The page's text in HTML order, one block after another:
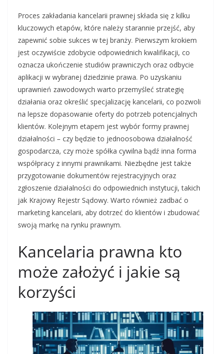
Proces zakładania kancelarii prawnej składa się z kilku
kluczowych etapów, które należy starannie przejść, aby
zapewnić sobie sukces w tej branży. Pierwszym krokiem
jest oczywiście zdobycie odpowiednich kwalifikacji, co
oznacza ukończenie studiów prawniczych oraz odbycie
aplikacji w wybranej dziedzinie prawa. Po uzyskaniu
uprawnień zawodowych warto przemyśleć strategię
działania oraz określić specjalizację kancelarii, co pozwoli
na lepsze dopasowanie oferty do potrzeb potencjalnych
klientów. Kolejnym etapem jest wybór formy prawnej
działalności – czy będzie to jednoosobowa działalność
gospodarcza, czy może spółka cywilna bądź inna forma
współpracy z innymi prawnikami. Niezbędne jest także
przygotowanie dokumentów rejestracyjnych oraz
zgłoszenie działalności do odpowiednich instytucji, takich
jak Krajowy Rejestr Sądowy. Warto również zadbać o
marketing kancelarii, aby dotrzeć do klientów i zbudować
swoją markę na rynku prawnym.
Kancelaria prawna kto
może założyć i jakie są
korzyści